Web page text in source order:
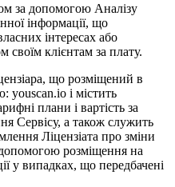
за допомогою Аналізу
інформації, що
інтересах або
своїм клієнтам за плату.
що розміщений в
youscan.io і містить
плани і вартість за
Сервісу, а також служить
Ліцензіата про зміни
розміщення на
у випадках, що передбачені